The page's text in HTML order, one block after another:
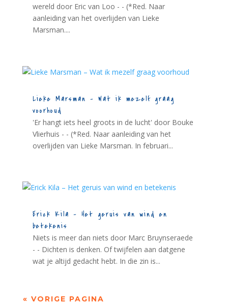
wereld door Eric van Loo - - (*Red. Naar
aanleiding van het overlijden van Lieke
Marsman....
Lieke Marsman – Wat ik mezelf graag
voorhoud
'Er hangt iets heel groots in de lucht' door Bouke
Vlierhuis - - (*Red. Naar aanleiding van het
overlijden van Lieke Marsman. In februari...
Erick Kila – Het geruis van wind en
betekenis
Niets is meer dan niets door Marc Bruynseraede
- - Dichten is denken. Of twijfelen aan datgene
wat je altijd gedacht hebt. In die zin is...
« VORIGE PAGINA